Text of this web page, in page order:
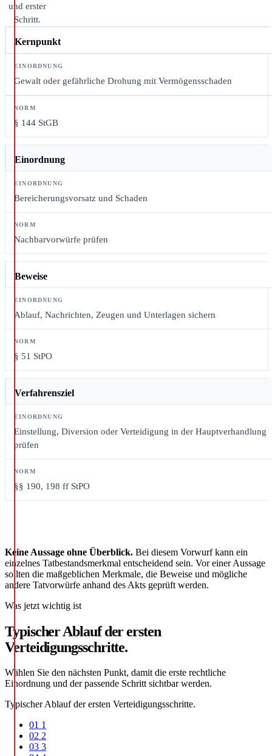
und erster
Schritt.
Kernpunkt
Gewalt oder gefährliche Drohung mit Vermögensschaden
§ 144 StGB
Einordnung
Bereicherungsvorsatz und Schaden
Nachbarvorwürfe prüfen
Beweise
Ablauf, Nachrichten, Zeugen und Unterlagen sichern
§ 51 StPO
Verfahrensziel
Einstellung, Diversion oder Verteidigung in der Hauptverhandlung
prüfen
§§ 190, 198 ff StPO
Keine Aussage ohne Überblick. Bei diesem Vorwurf kann ein
einzelnes Tatbestandsmerkmal entscheidend sein. Vor einer Aussage
sollten die maßgeblichen Merkmale, die Beweise und mögliche
andere Tatvorwürfe anhand des Akts geprüft werden.
Was jetzt wichtig ist
Typischer Ablauf der ersten
Verteidigungsschritte.
Wählen Sie den nächsten Punkt, damit die erste rechtliche
Einordnung und der passende Schritt sichtbar werden.
Typischer Ablauf der ersten Verteidigungsschritte.
01 1
02 2
03 3